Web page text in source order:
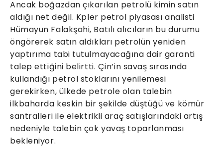
Ancak boğazdan çıkarılan petrolü kimin satın
aldığı net değil. Kpler petrol piyasası analisti
Hümayun Falakşahi, Batılı alıcıların bu durumu
öngörerek satın aldıkları petrolün yeniden
yaptırıma tabi tutulmayacağına dair garanti
talep ettiğini belirtti. Çin’in savaş sırasında
kullandığı petrol stoklarını yenilemesi
gerekirken, ülkede petrole olan talebin
ilkbaharda keskin bir şekilde düştüğü ve kömür
santralleri ile elektrikli araç satışlarındaki artış
nedeniyle talebin çok yavaş toparlanması
bekleniyor.